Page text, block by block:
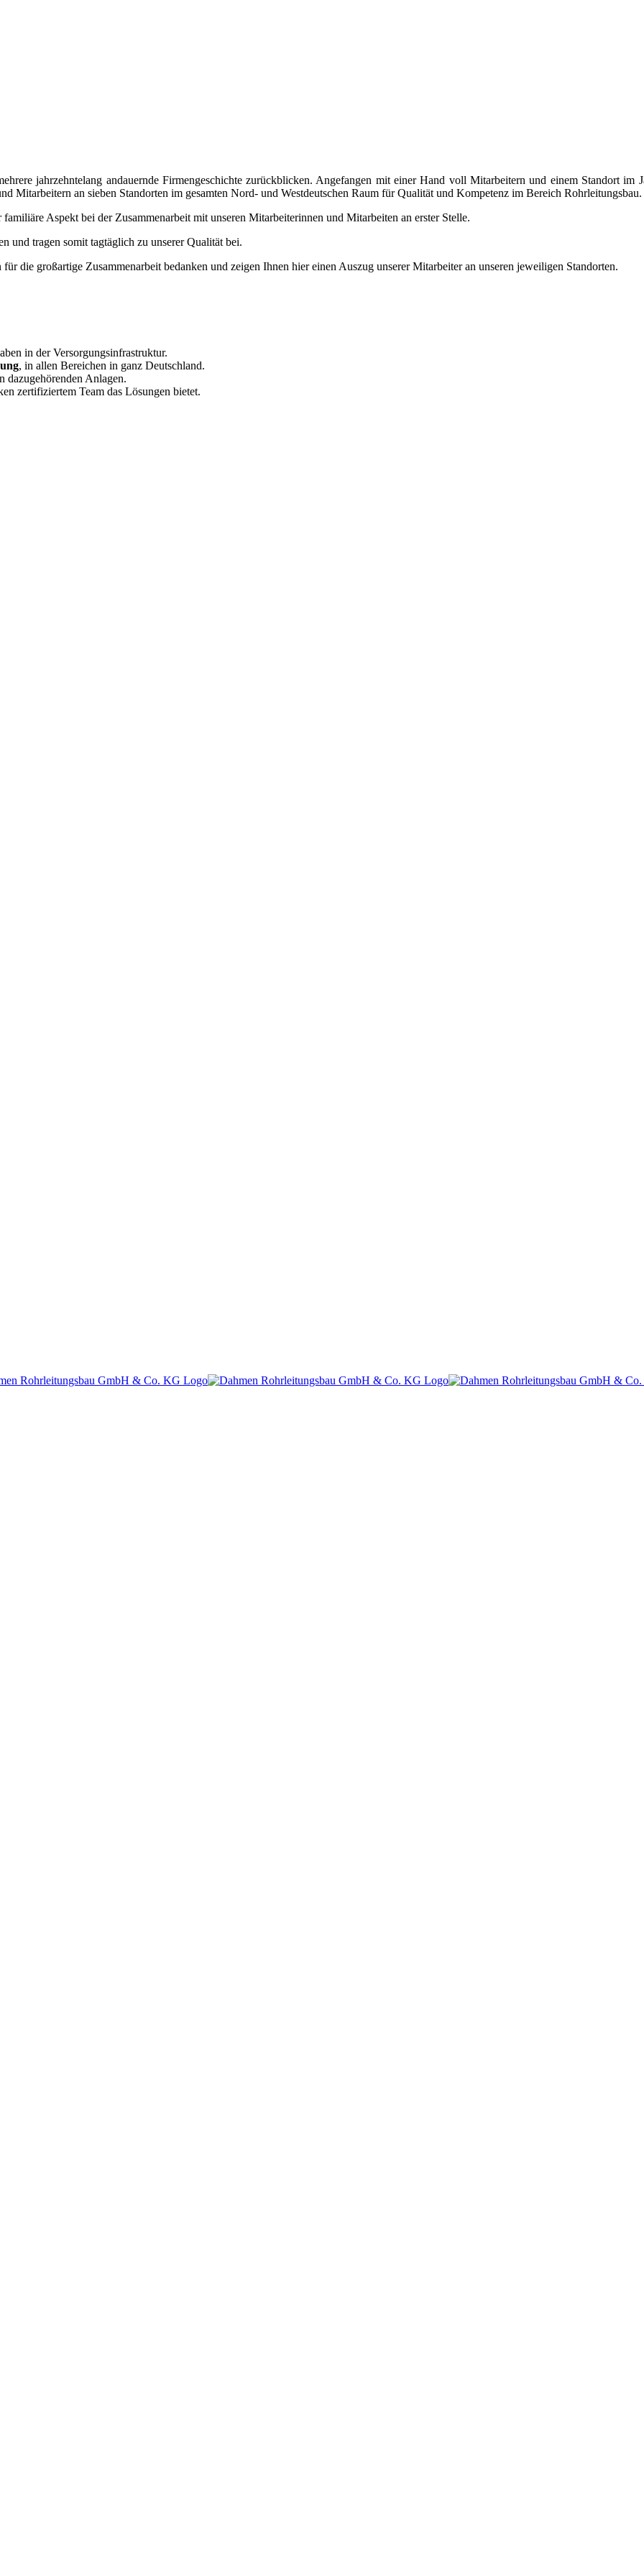
jahrzehntelang andauernde Firmengeschichte zurückblicken. Angefangen mit einer Hand voll Mitarbeitern und einem Standort im
Mitarbeitern an sieben Standorten im gesamten Nord- und Westdeutschen Raum für Qualität und Kompetenz im Bereich Rohrleitungsbau.
Aspekt bei der Zusammenarbeit mit unseren Mitarbeiterinnen und Mitarbeiten an erster Stelle.
und tragen somit tagtäglich zu unserer Qualität bei.
die großartige Zusammenarbeit bedanken und zeigen Ihnen hier einen Auszug unserer Mitarbeiter an unseren jeweiligen Standorten.
in der Versorgungsinfrastruktur.
, in allen Bereichen in ganz Deutschland.
dazugehörenden Anlagen.
zertifiziertem Team das Lösungen bietet.